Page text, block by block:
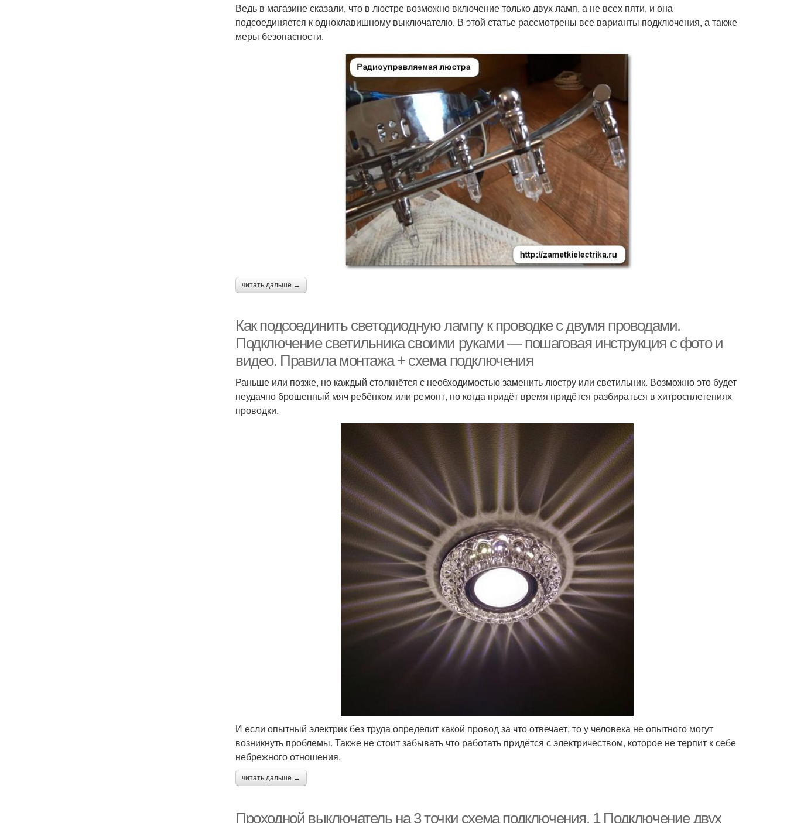
Ведь в магазине сказали, что в люстре возможно включение только двух ламп, а не всех пяти, и она
подсоединяется к одноклавишному выключателю. В этой статье рассмотрены все варианты подключения, а также
меры безопасности.
читать дальше →
Как подсоединить светодиодную лампу к проводке с двумя проводами.
Подключение светильника своими руками — пошаговая инструкция с фото и
видео. Правила монтажа + схема подключения
Раньше или позже, но каждый столкнётся с необходимостью заменить люстру или светильник. Возможно это будет
неудачно брошенный мяч ребёнком или ремонт, но когда придёт время придётся разбираться в хитросплетениях
проводки.
И если опытный электрик без труда определит какой провод за что отвечает, то у человека не опытного могут
возникнуть проблемы. Также не стоит забывать что работать придётся с электричеством, которое не терпит к себе
небрежного отношения.
читать дальше →
Проходной выключатель на 3 точки схема подключения. 1 Подключение двух